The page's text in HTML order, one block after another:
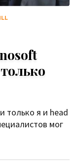
только я и head
мог